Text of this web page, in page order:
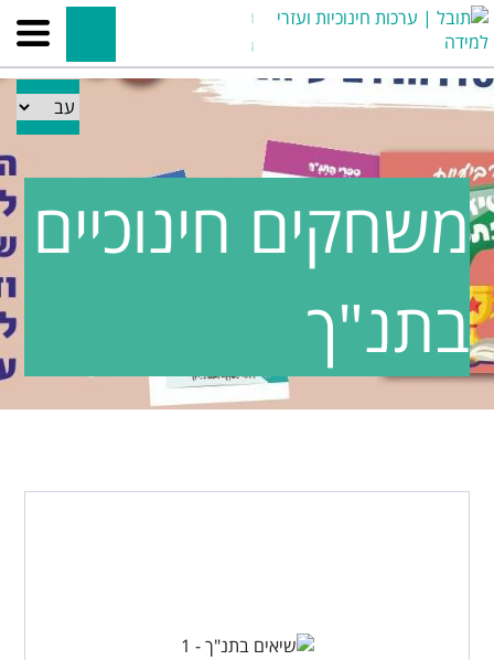
משחקים חינוכיים
בתנ"ך